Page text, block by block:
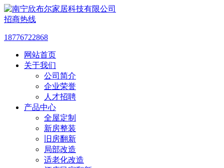
招商热线
18776722868
网站首页
关于我们
公司简介
企业荣誉
人才招聘
产品中心
全屋定制
新房整装
旧房翻新
局部改造
适老化改造